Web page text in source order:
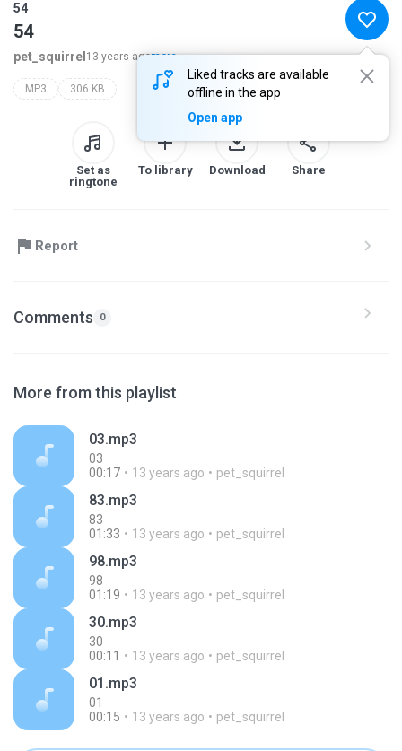
Liked tracks are available
offline in the app
Open app
54
54
pet_squirrel 13 years agomore...
MP3 306 KB
Set as
ringtone
To library Download Share
Report
Comments 0
More from this playlist
03.mp3
03
00:17
13 years ago pet_squirrel
83.mp3
83
01:33
13 years ago pet_squirrel
98.mp3
98
01:19
13 years ago pet_squirrel
30.mp3
30
00:11
13 years ago pet_squirrel
01.mp3
01
00:15
13 years ago pet_squirrel